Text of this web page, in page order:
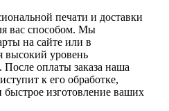
печати и доставки
вас способом. Мы
на сайте или в
высокий уровень
После оплаты заказа наша
к его обработке,
быстрое изготовление ваших